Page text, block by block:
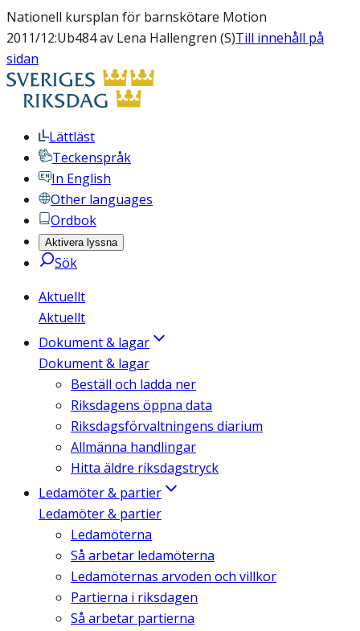
Nationell kursplan för barnskötare Motion
2011/12:Ub484 av Lena Hallengren (S)Till innehåll på
sidan
Lättläst
Teckenspråk
In English
Other languages
Ordbok
Aktivera lyssna
Sök
Aktuellt
Aktuellt
Dokument & lagar
Dokument & lagar
Beställ och ladda ner
Riksdagens öppna data
Riksdagsförvaltningens diarium
Allmänna handlingar
Hitta äldre riksdagstryck
Ledamöter & partier
Ledamöter & partier
Ledamöterna
Så arbetar ledamöterna
Ledamöternas arvoden och villkor
Partierna i riksdagen
Så arbetar partierna